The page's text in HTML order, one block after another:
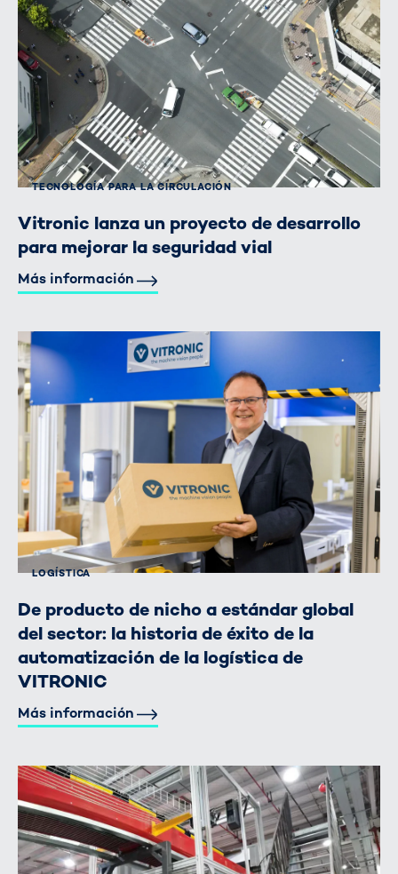
TECNOLOGÍA PARA LA CIRCULACIÓN
Vitronic lanza un proyecto de desarrollo
para mejorar la seguridad vial
Más información
LOGÍSTICA
De producto de nicho a estándar global
del sector: la historia de éxito de la
automatización de la logística de
VITRONIC
Más información